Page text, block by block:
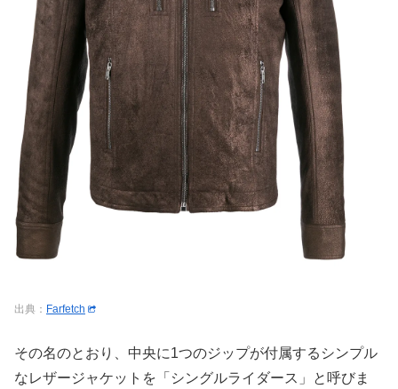
出典： Farfetch
その名のとおり、中央に1つのジップが付属するシンプル
なレザージャケットを「シングルライダース」と呼びま